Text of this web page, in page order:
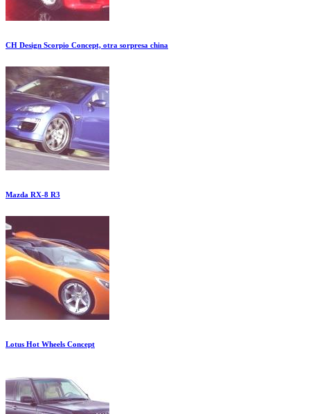
CH Design Scorpio Concept, otra sorpresa china
Mazda RX-8 R3
Lotus Hot Wheels Concept